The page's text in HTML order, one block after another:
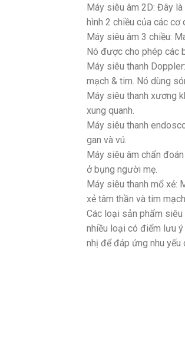
Máy siêu âm 2D: Đây
hình 2 chiều của các cơ
Máy siêu âm 3 chiều:
Nó được cho phép các
Máy siêu thanh
mạch & tim. Nó dùng
Máy siêu thanh xương
xung quanh.
Máy siêu thanh
gan và vú.
Máy siêu âm chẩn
ở bụng người mẹ.
Máy siêu thanh mổ xẻ:
xẻ tâm thần và tim mạch.
Các loại sản phẩm
nhiều loại có điểm lưu
nhị để đáp ứng nhu yếu